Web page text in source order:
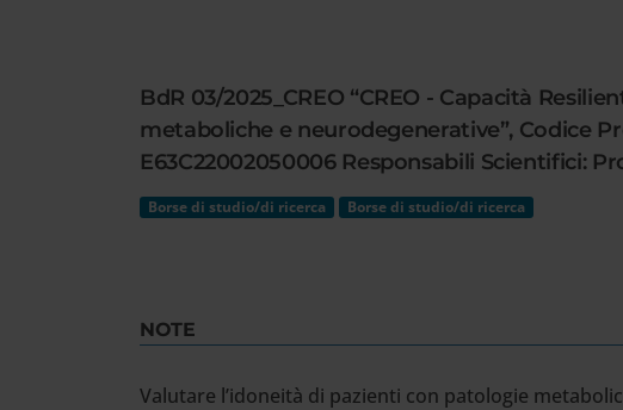
BdR 03/2025_CREO “CREO - Capacità
metaboliche e neurodegenerative”, Codice
E63C22002050006 Responsabili Scientifici:
Borse di studio/di ricerca Borse di studio/di ricerca
NOTE
Valutare l’idoneità di pazienti con patologie